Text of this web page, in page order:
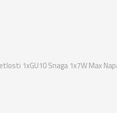
1xGU10 Snaga 1x7W Max